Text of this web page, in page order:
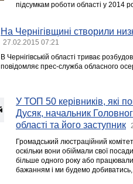
підсумкам роботи області у 2014
На Чернігівщині створили
27.02.2015 07:21
В Чернігівській області триває
повідомляє прес-служба обласного
У ТОП 50 керівників, які
Дусяк, начальник
області та його заступник
Громадський люстраційний
оскільки вони обіймали свої
більше одного року або
бажанням і ми будемо добиватись,